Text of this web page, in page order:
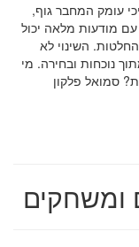
עומק המחבר גוף,
מודעות מלאה יכול
השינוי לא
נוכחות ובחירה. מי
ומשחקים